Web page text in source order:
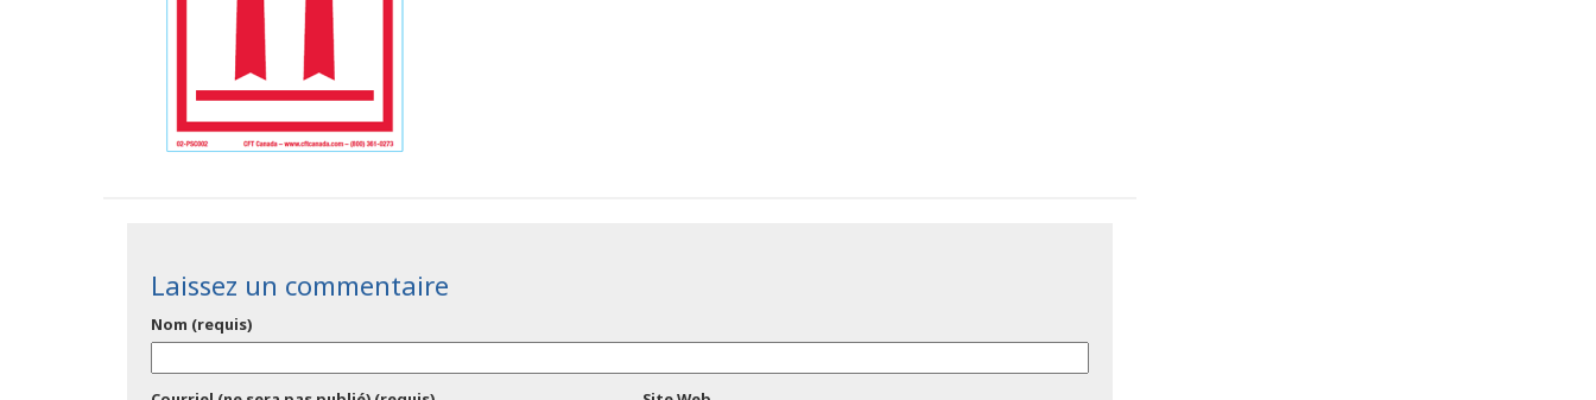
Laissez un commentaire
Nom (requis)